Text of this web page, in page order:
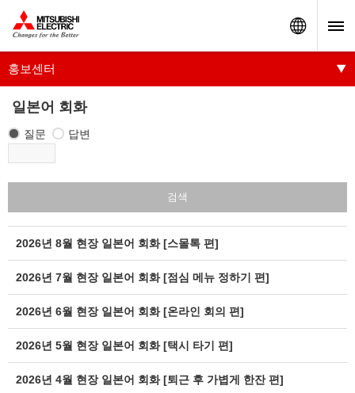
홍보센터
일본어 회화
질문 답변
검색
2026년 8월 현장 일본어 회화 [스몰톡 편]
2026년 7월 현장 일본어 회화 [점심 메뉴 정하기 편]
2026년 6월 현장 일본어 회화 [온라인 회의 편]
2026년 5월 현장 일본어 회화 [택시 타기 편]
2026년 4월 현장 일본어 회화 [퇴근 후 가볍게 한잔 편]